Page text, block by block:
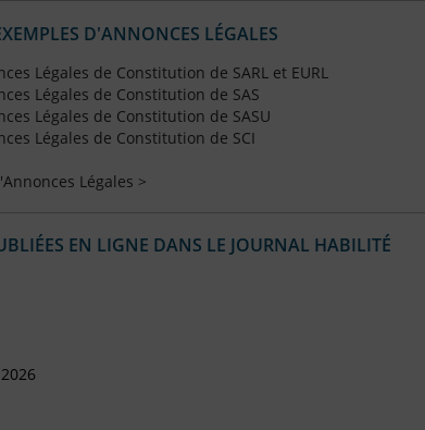
D'ANNONCES LÉGALES
Légales de Constitution de SARL et EURL
Légales de Constitution de SAS
Légales de Constitution de SASU
Légales de Constitution de SCI
Légales >
EN LIGNE DANS LE JOURNAL HABILITÉ